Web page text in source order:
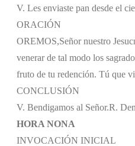
V. Les enviaste pan desde el
ORACIÓN
OREMOS,Señor nuestro
venerar de tal modo los
fruto de tu redención. Tú que
CONCLUSIÓN
V. Bendigamos al Señor.R.
HORA NONA
INVOCACIÓN INICIAL